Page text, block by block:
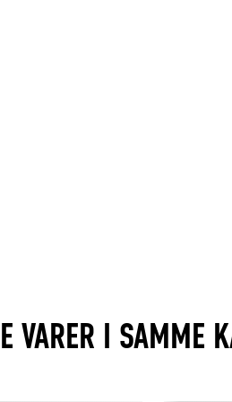
VARER I SAMME